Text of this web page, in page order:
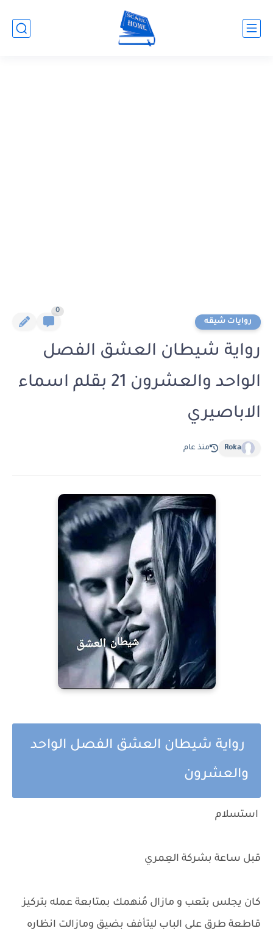
روايات شيقه
0
رواية شيطان العشق الفصل
الواحد والعشرون 21 بقلم اسماء
الاباصيري
Roka منذ عام
رواية شيطان العشق الفصل الواحد
والعشرون
استسلام
قبل ساعة بشركة العِمري
كان يجلس بتعب و مازال مُنهمك بمتابعة عمله بتركيز
قاطعة طرق على الباب ليتأفف بضيق ومازالت انظاره